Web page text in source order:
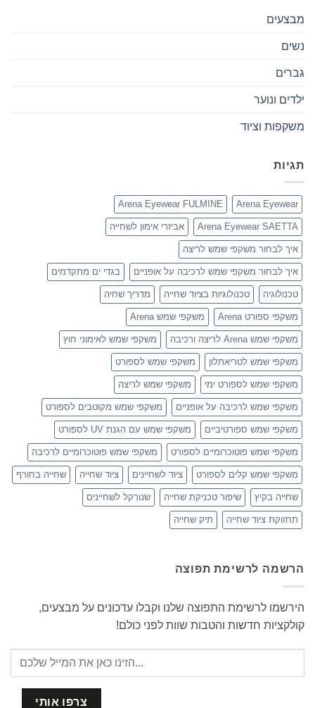
מבצעים
נשים
גברים
ילדים ונוער
משקפות וציוד
תגיות
Arena Eyewear
Arena Eyewear FULMINE
Arena Eyewear SAETTA אביזרי אימון לשחייה
איך לבחור משקפי שמש לריצה
איך לבחור משקפי שמש לרכיבה על אופניים בגדי ים מתקדמים
טכנולוגיה טכנולוגיות בציוד שחייה מדריך שחיה
משקפי ספורט Arena משקפי שמש Arena
משקפי שמש Arena לריצה ורכיבה משקפי שמש לאימוני חוץ
משקפי שמש לטריאתלון משקפי שמש לספורט
משקפי שמש לספורט ימי משקפי שמש לריצה
משקפי שמש לרכיבה על אופניים משקפי שמש מקוטבים לספורט
משקפי שמש ספורטיביים משקפי שמש עם הגנת UV לספורט
משקפי שמש פוטוכרומיים לספורט משקפי שמש פוטוכרומיים לרכיבה
משקפי שמש קלים לספורט ציוד לשחיינים ציוד שחייה שחייה בחורף
שחייה בקיץ שיפור טכניקת שחייה שנורקל לשחיינים
תחזוקת ציוד שחייה תיק שחייה
הרשמה לרשימת תפוצה
הירשמו לרשימת התפוצה שלנו וקבלו עדכונים על מבצעים,
קולקציות חדשות והטבות שוות לפני כולם!